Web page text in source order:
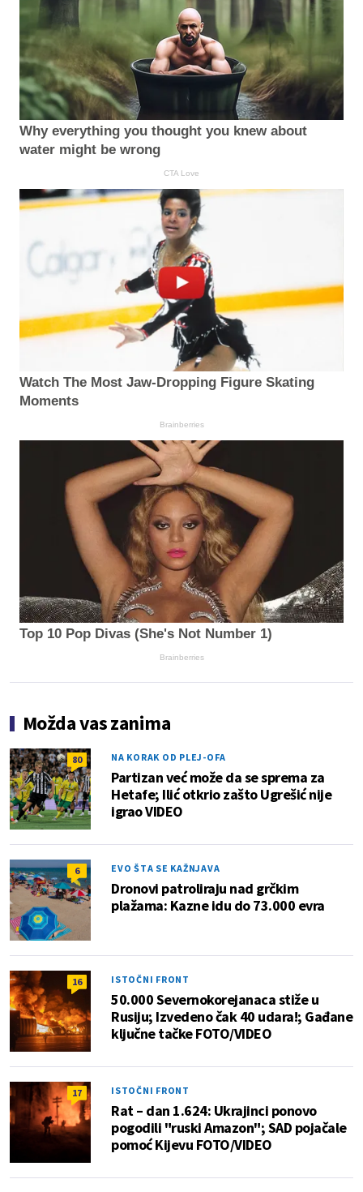
Why everything you thought you knew about
water might be wrong
CTA Love
Watch The Most Jaw‑Dropping Figure Skating
Moments
Brainberries
Top 10 Pop Divas (She's Not Number 1)
Brainberries
Možda vas zanima
80 NA KORAK OD PLEJ-OFA
Partizan već može da se sprema za
Hetafe; Ilić otkrio zašto Ugrešić nije
igrao VIDEO
6 EVO ŠTA SE KAŽNJAVA
Dronovi patroliraju nad grčkim
plažama: Kazne idu do 73.000 evra
16 ISTOČNI FRONT
50.000 Severnokorejanaca stiže u
Rusiju; Izvedeno čak 40 udara!; Gađane
ključne tačke FOTO/VIDEO
17 ISTOČNI FRONT
Rat – dan 1.624: Ukrajinci ponovo
pogodili "ruski Amazon"; SAD pojačale
pomoć Kijevu FOTO/VIDEO